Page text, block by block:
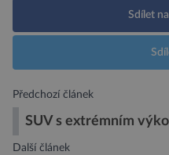
Sdílet
Předchozí článek
SUV s extrémním
Další článek